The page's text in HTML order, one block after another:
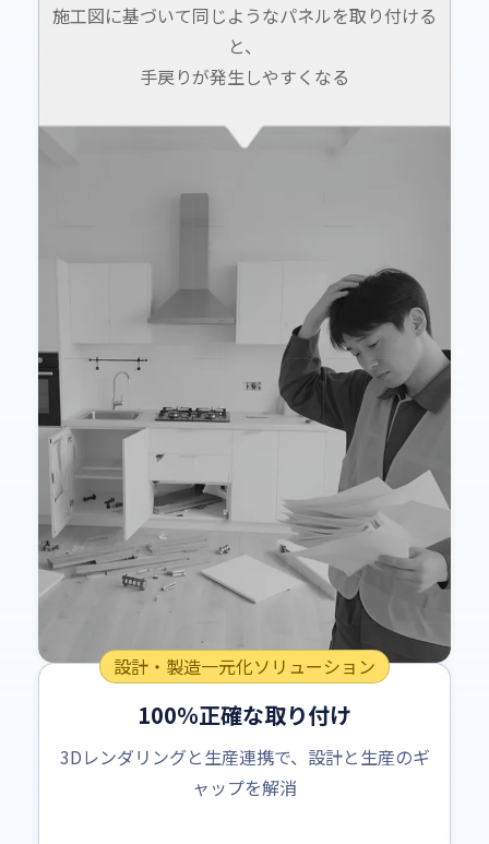
施工図に基づいて同じようなパネルを取り付ける
と、
手戻りが発生しやすくなる
設計・製造一元化ソリューション
100％正確な取り付け
3Dレンダリングと生産連携で、設計と生産のギ
ャップを解消